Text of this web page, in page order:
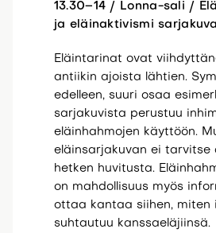
13.30–14 / Lonna-sali /
ja eläinaktivismi
Eläintarinat ovat
antiikin ajoista lähtien.
edelleen, suuri osaa
sarjakuvista perustuu
eläinhahmojen käyttöön.
eläinsarjakuvan ei tarvitse
hetken huvitusta.
on mahdollisuus myös
ottaa kantaa siihen, miten
suhtautuu kanssaeläjiinsä.